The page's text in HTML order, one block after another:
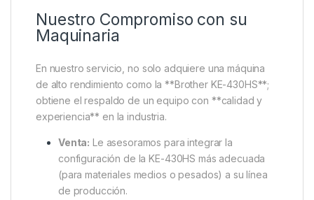
Nuestro Compromiso con su
Maquinaria
En nuestro servicio, no solo adquiere una máquina
de alto rendimiento como la **Brother KE-430HS**;
obtiene el respaldo de un equipo con **calidad y
experiencia** en la industria.
Venta: Le asesoramos para integrar la
configuración de la KE-430HS más adecuada
(para materiales medios o pesados) a su línea
de producción.